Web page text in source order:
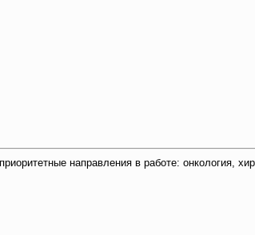
направления в работе: онкология,